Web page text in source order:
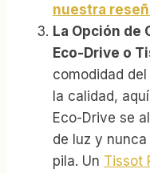
nuestra
La Opción de
Eco-Drive o
comodidad
la calidad,
Eco-Drive se
de luz y
pila. Un Tissot